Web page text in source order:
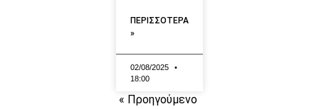
ΠΕΡΙΣΣΟΤΕΡΑ
»
02/08/2025
18:00
« Προηγούμενο